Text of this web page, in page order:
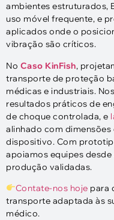
ambientes estruturados,
uso móvel frequente, e
aplicados onde o
vibração são críticos.
No Caso KinFish,
transporte de proteção
médicas e industriais.
resultados práticos de
de choque controlada, e
alinhado com
dispositivo. Com
apoiamos equipes
produção validadas.
Contate-nos hoje para
transporte adaptada às
médico.